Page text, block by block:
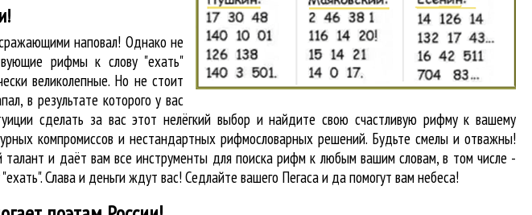
наповал! Однако не
рифмы к слову "ехать"
великолепные. Но не стоит
в результате которого у вас
сделать за вас этот нелёгкий выбор и найдите свою счастливую рифму к вашему
компромиссов и нестандартных рифмословарных решений. Будьте смелы и отважны!
и даёт вам все инструменты для поиска рифм к любым вашим словам, в том числе -
Слава и деньги ждут вас! Седлайте вашего Пегаса и да помогут вам небеса!